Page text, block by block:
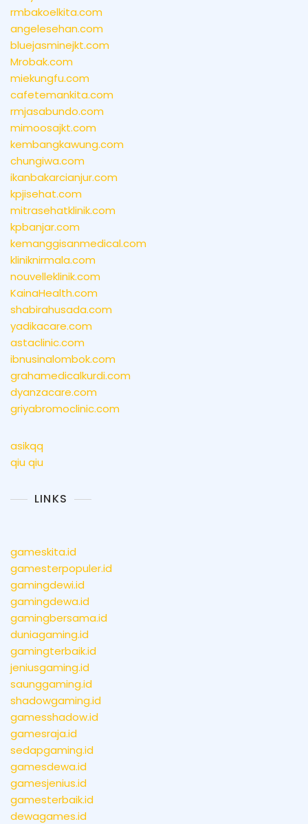
rmbakoelkita.com
angelesehan.com
bluejasminejkt.com
Mrobak.com
miekungfu.com
cafetemankita.com
rmjasabundo.com
mimoosajkt.com
kembangkawung.com
chungiwa.com
ikanbakarcianjur.com
kpjisehat.com
mitrasehatklinik.com
kpbanjar.com
kemanggisanmedical.com
kliniknirmala.com
nouvelleklinik.com
KainaHealth.com
shabirahusada.com
yadikacare.com
astaclinic.com
ibnusinalombok.com
grahamedicalkurdi.com
dyanzacare.com
griyabromoclinic.com
asikqq
qiu qiu
LINKS
gameskita.id
gamesterpopuler.id
gamingdewi.id
gamingdewa.id
gamingbersama.id
duniagaming.id
gamingterbaik.id
jeniusgaming.id
saunggaming.id
shadowgaming.id
gamesshadow.id
gamesraja.id
sedapgaming.id
gamesdewa.id
gamesjenius.id
gamesterbaik.id
dewagames.id